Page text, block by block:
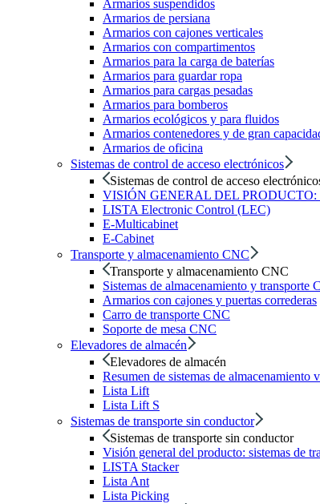
Armarios suspendidos
Armarios de persiana
Armarios con cajones verticales
Armarios con compartimentos
Armarios para la carga de baterías
Armarios para guardar ropa
Armarios para cargas pesadas
Armarios para bomberos
Armarios ecológicos y para fluidos
Armarios contenedores y de gran
Armarios de oficina
Sistemas de control de acceso electrónicos
Sistemas de control de acceso
VISIÓN GENERAL DEL PRODUCTO:
LISTA Electronic Control (LEC)
E-Multicabinet
E-Cabinet
Transporte y almacenamiento CNC
Transporte y almacenamiento CNC
Sistemas de almacenamiento y transporte
Armarios con cajones y puertas correderas
Carro de transporte CNC
Soporte de mesa CNC
Elevadores de almacén
Elevadores de almacén
Resumen de sistemas de almacenamiento
Lista Lift
Lista Lift S
Sistemas de transporte sin conductor
Sistemas de transporte sin conductor
Visión general del producto: sistemas de
LISTA Stacker
Lista Ant
Lista Picking